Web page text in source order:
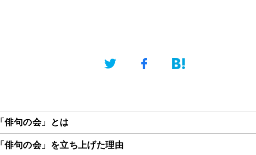
「俳句の会」とは
「俳句の会」を立ち上げた理由